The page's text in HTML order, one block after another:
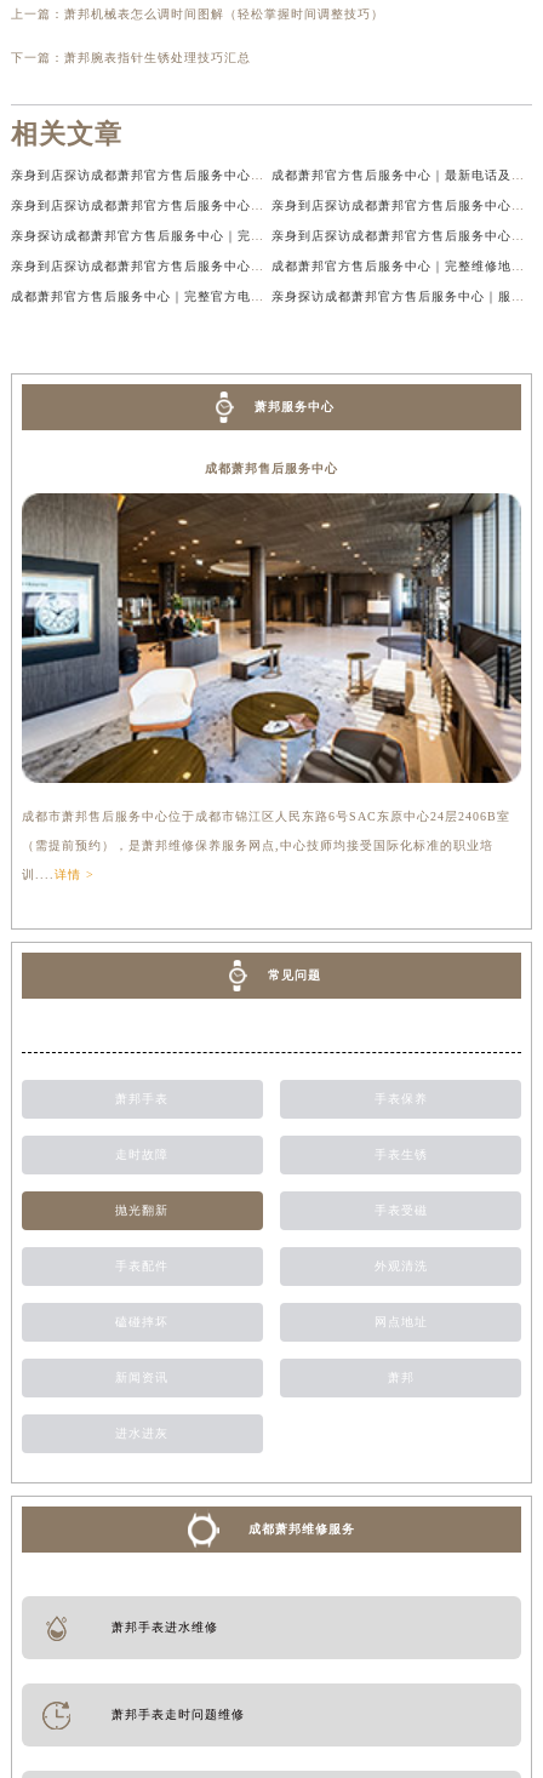
上一篇： 萧邦机械表怎么调时间图解（轻松掌握时间调整技巧）
下一篇： 萧邦腕表指针生锈处理技巧汇总
相关文章
亲身到店探访成都萧邦官方售后服务中心｜最新电话及官方地址（2026年7月最新） 成都萧邦官方售后服务中心｜最新电话及官方地址权威信息公示（2026年7月最新）
亲身到店探访成都萧邦官方售后服务中心｜网点地址及售后热线（2026年7月最新） 亲身到店探访成都萧邦官方售后服务中心｜服务热线及全部网点地址（2026年7月最新）
亲身探访成都萧邦官方售后服务中心｜完整网点地址及官方热线（2026年7月最新） 亲身到店探访成都萧邦官方售后服务中心｜最新地址和24小时售后电话（2026年7月最新）
亲身到店探访成都萧邦官方售后服务中心｜详细地址与售后服务电话（2026年7月最新） 成都萧邦官方售后服务中心｜完整维修地址及售后电话权威信息公示（2026年7月最新）
成都萧邦官方售后服务中心｜完整官方电话和网点地址权威信息公示（2026年7月最新） 亲身探访成都萧邦官方售后服务中心｜服务热线及全部网点地址（2026年7月最新）
萧邦服务中心
成都萧邦售后服务中心
成都市萧邦售后服务中心位于成都市锦江区人民东路6号SAC东原中心24层2406B室
（需提前预约），是萧邦维修保养服务网点,中心技师均接受国际化标准的职业培
训....详情 >
常见问题
萧邦手表 手表保养
走时故障 手表生锈
抛光翻新 手表受磁
手表配件 外观清洗
磕碰摔坏 网点地址
新闻资讯 萧邦
进水进灰
成都萧邦维修服务
萧邦手表进水维修
萧邦手表走时问题维修